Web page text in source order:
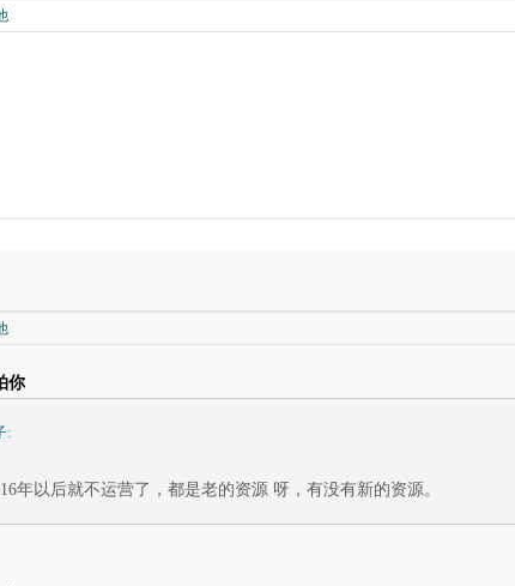
你
:
年以后就不运营了，都是老的资源 呀，有没有新的资源。